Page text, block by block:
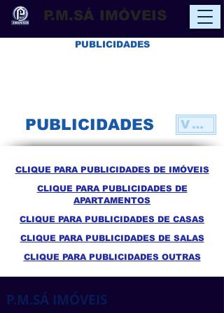
P.M.SÁ IMÓVEIS
PUBLICIDADES
PUBLICIDADES VOLTAR
CLIQUE PARA PUBLICIDADES DE IMÓVEIS
CLIQUE PARA PUBLICIDADES DE
APARTAMENTOS
CLIQUE PARA PUBLICIDADES DE CASAS
CLIQUE PARA PUBLICIDADES DE SALAS
CLIQUE PARA PUBLICIDADES OUTRAS
P.M.SÁ IMÓVEIS